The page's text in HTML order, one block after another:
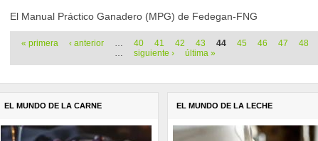
El Manual Práctico Ganadero (MPG) de Fedegan-FNG
Páginas
« primera ‹ anterior … 40 41 42 43 44 45 46 47
48
…
siguiente › última »
EL MUNDO DE LA CARNE EL MUNDO DE LA LECHE